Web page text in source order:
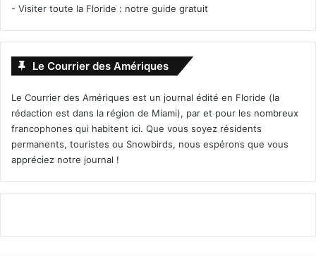
- Visiter toute la Floride : notre guide gratuit
Le Courrier des Amériques
Le Courrier des Amériques est un journal édité en Floride (la
rédaction est dans la région de Miami), par et pour les nombreux
francophones qui habitent ici. Que vous soyez résidents
permanents, touristes ou Snowbirds, nous espérons que vous
appréciez notre journal !